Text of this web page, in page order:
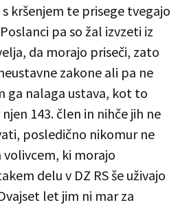
kršenjem te prisege tvegajo
pa so žal izvzeti iz
da morajo priseči, zato
zakone ali pa ne
ga nalaga ustava, kot to
143. člen in nihče jih ne
posledično nikomur ne
ki morajo
delu v DZ RS še uživajo
let jim ni mar za